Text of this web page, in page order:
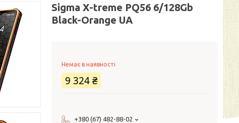
Sigma X-treme PQ56 6/128Gb
Black-Orange UA
Немає в наявності
9 324 ₴
+380 (67) 482-88-02